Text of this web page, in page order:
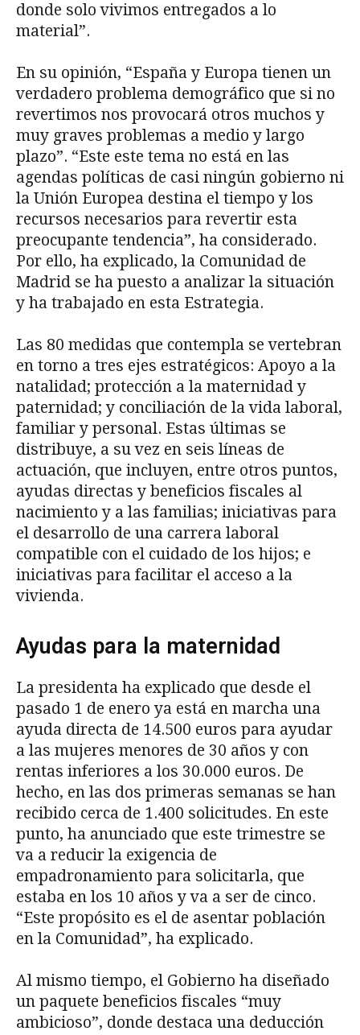
donde solo vivimos entregados a lo
material”.
En su opinión, “España y Europa tienen un
verdadero problema demográfico que si no
revertimos nos provocará otros muchos y
muy graves problemas a medio y largo
plazo”. “Este este tema no está en las
agendas políticas de casi ningún gobierno ni
la Unión Europea destina el tiempo y los
recursos necesarios para revertir esta
preocupante tendencia”, ha considerado.
Por ello, ha explicado, la Comunidad de
Madrid se ha puesto a analizar la situación
y ha trabajado en esta Estrategia.
Las 80 medidas que contempla se vertebran
en torno a tres ejes estratégicos: Apoyo a la
natalidad; protección a la maternidad y
paternidad; y conciliación de la vida laboral,
familiar y personal. Estas últimas se
distribuye, a su vez en seis líneas de
actuación, que incluyen, entre otros puntos,
ayudas directas y beneficios fiscales al
nacimiento y a las familias; iniciativas para
el desarrollo de una carrera laboral
compatible con el cuidado de los hijos; e
iniciativas para facilitar el acceso a la
vivienda.
Ayudas para la maternidad
La presidenta ha explicado que desde el
pasado 1 de enero ya está en marcha una
ayuda directa de 14.500 euros para ayudar
a las mujeres menores de 30 años y con
rentas inferiores a los 30.000 euros. De
hecho, en las dos primeras semanas se han
recibido cerca de 1.400 solicitudes. En este
punto, ha anunciado que este trimestre se
va a reducir la exigencia de
empadronamiento para solicitarla, que
estaba en los 10 años y va a ser de cinco.
“Este propósito es el de asentar población
en la Comunidad”, ha explicado.
Al mismo tiempo, el Gobierno ha diseñado
un paquete beneficios fiscales “muy
ambicioso”, donde destaca una deducción